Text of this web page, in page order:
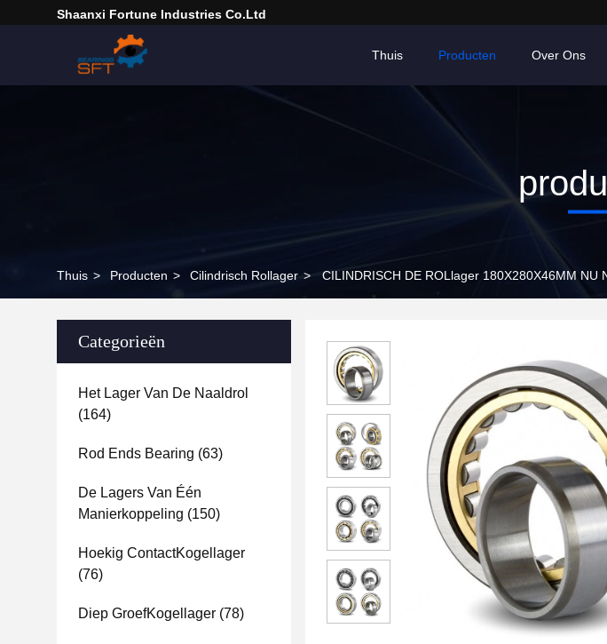
Shaanxi Fortune Industries Co.ltd
Thuis Producten Over Ons
Thuis > Producten > Cilindrisch Rollager > CILINDRISCH DE ROLlager 180X280X46MM NU
Categorieën
Het Lager Van De Naaldrol
(164)
Rod Ends Bearing (63)
De Lagers Van Één
Manierkoppeling (150)
Hoekig ContactKogellager
(76)
Diep GroefKogellager (78)